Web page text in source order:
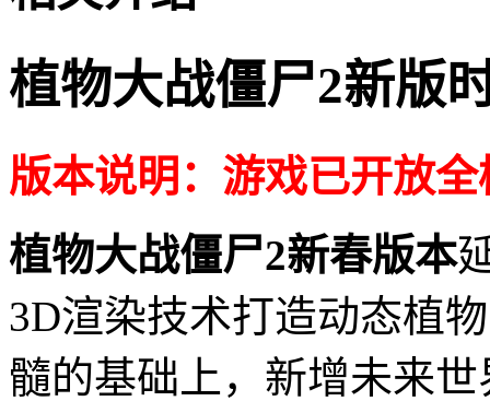
植物大战僵尸2新版
版本说明：游戏已开放
植物大战僵尸2新春版本
3D渲染技术打造动态植
髓的基础上，新增未来